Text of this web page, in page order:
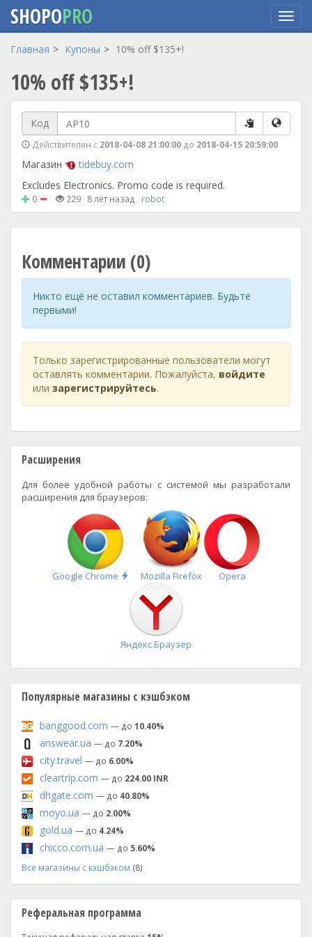
Перейти
основному
содержанию
SHOPOPRO
Главная Купоны 10% off $135+!
10% off $135+!
Код
Действителен с 2018-04-08 21:00:00 до 2018-04-15 20:59:00
Магазин
tidebuy.com
Excludes Electronics. Promo code is required.
0 229 8 лет назад robot
Комментарии (0)
Никто ещё не оставил комментариев. Будьте
первыми!
Только зарегистрированные пользователи могут
оставлять комментарии. Пожалуйста, войдите
или зарегистрируйтесь.
Расширения
Для более удобной работы с системой мы разработали
расширения для браузеров:
Google Chrome
Быстрая
установка
Mozilla Firefox Opera
Яндекс.Браузер
Популярные магазины с кэшбэком
banggood.com — до 10.40%
answear.ua — до 7.20%
city.travel — до 6.00%
cleartrip.com — до 224.00 INR
dhgate.com — до 40.80%
moyo.ua — до 2.00%
gold.ua — до 4.24%
chicco.com.ua — до 5.60%
Все магазины с кэшбэком (8)
Реферальная программа